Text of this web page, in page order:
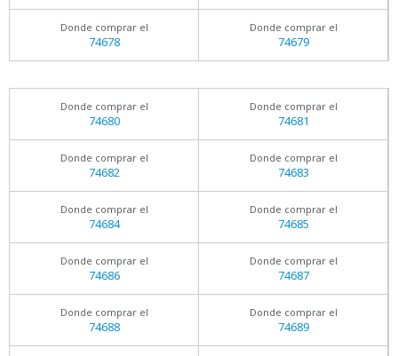
Donde comprar el
74678
Donde comprar el
74679
Donde comprar el
74680
Donde comprar el
74681
Donde comprar el
74682
Donde comprar el
74683
Donde comprar el
74684
Donde comprar el
74685
Donde comprar el
74686
Donde comprar el
74687
Donde comprar el
74688
Donde comprar el
74689